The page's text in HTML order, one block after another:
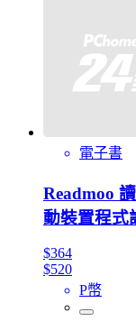
電子書
Readmoo
動裝置程式
$364
$520
P幣